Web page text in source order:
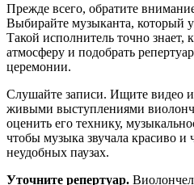
Прежде всего, обратите
Выбирайте музыканта, который
Такой исполнитель точно знает,
атмосферу и подобрать
церемонии.
Слушайте записи. Ищите видео
живыми выступлениями
оценить его технику,
чтобы музыка звучала красиво и
неудобных паузах.
Уточните репертуар.